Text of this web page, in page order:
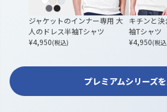
ジャケットのインナー専用 大
人のドレス半袖Tシャツ
¥4,950(税込)
キチンと決
袖Tシャツ
¥4,950(税
プレミアムシリーズ